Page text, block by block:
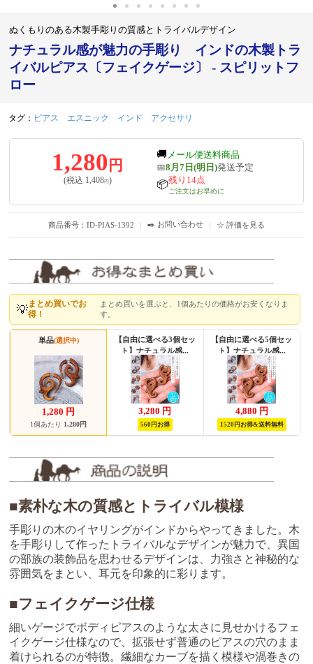
ぬくもりのある木製手彫りの質感とトライバルデザイン
ナチュラル感が魅力の手彫り インドの木製トラ
イバルピアス〔フェイクゲージ〕 - スピリットフ
ロー
タグ： ピアス エスニック インド アクセサリ
1,280 円
(税込 1,408円)
🚚 メール便送料商品
📅8月7日(明日)発送予定
📦残り14点
ご注文はお早めに
商品番号：ID-PIAS-1392 ｜ ✒️ お問い合わせ ｜ ☆ 評価を見る
💡まとめ買いでお
得！
まとめ買いを選ぶと、1個あたりの価格がお安くなりま
す。
単品(選択中)
1,280 円
1個あたり 1,280円
【自由に選べる3個セッ
ト】ナチュラル感...
3,280 円
560円お得
【自由に選べる5個セッ
ト】ナチュラル感...
4,880 円
1520円お得&送料無料
■素朴な木の質感とトライバル模様
手彫りの木のイヤリングがインドからやってきました。木
を手彫りして作ったトライバルなデザインが魅力で、異国
の部族の装飾品を思わせるデザインは、力強さと神秘的な
雰囲気をまとい、耳元を印象的に彩ります。
■フェイクゲージ仕様
細いゲージでボディピアスのような太さに見せかけるフェ
イクゲージ仕様なので、拡張せず普通のピアスの穴のまま
着けられるのが特徴。繊細なカーブを描く模様や渦巻きの